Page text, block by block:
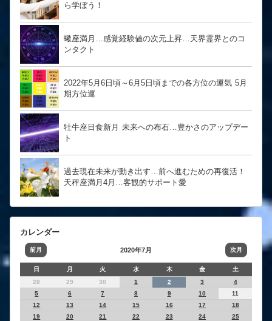
ら学ぼう！
蠍座満月…感覚経験値の次元上昇…天界霊界とのコ
ンタクト
2022年5月6日頃～6月5日頃までの各方位の運気 5月
期方位運
牡牛座日食新月 未来への布石…豊かさのアップデー
ト
過去現在未来が動き出す…前へ進むための再復活！
天秤座満月4月…客観的サポート愛
カレンダー
前月 2020年7月 次月
日 月 火 水 木 金
土
28
29 30 1 2 3
4
5
6 7 8 9 10
11
12
13 14 15 16 17
18
19
20 21 22 23 24
25